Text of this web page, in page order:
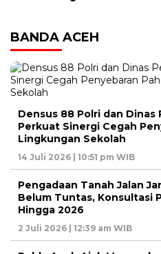
BANDA ACEH
Densus 88 Polri dan Dinas
Perkuat Sinergi Cegah
Lingkungan Sekolah
14 Juli 2026 | 10:51 pm WIB
Pengadaan Tanah Jalan
Belum Tuntas, Konsultasi
Hingga 2026
2 Juli 2026 | 12:39 am WIB